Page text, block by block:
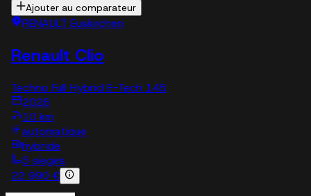
Ajouter au comparateur
RENAULT Euskirchen
Renault Clio
Techno Full Hybrid E-Tech 145
2026
10 km
automatique
hybride
5 sieges
22 990 €